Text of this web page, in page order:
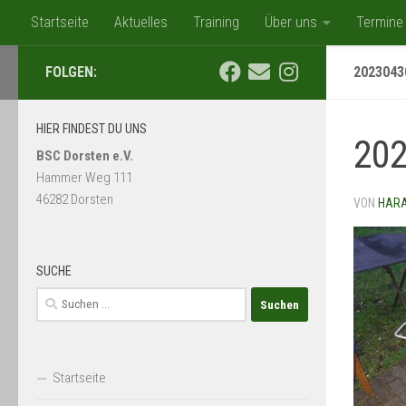
Zum Inhalt springen
Startseite Aktuelles Training Über uns Termine
Mediathek BSC-Shop/Flohmarkt Kooperation mit
VON
FOLGEN:
HIER FINDEST DU UNS
BSC Dorsten e.V.
Hammer Weg 111
46282 Dorsten
SUCHE
Suchen
nach:
Startseite